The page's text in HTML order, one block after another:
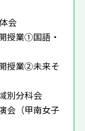
会
①国語・
②未来そ
分科会
甲南女子